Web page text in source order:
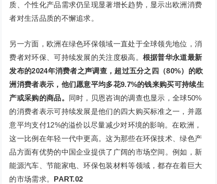
质、个性化产品需求仍呈现显著增长趋势，显示出欧洲消费
者对生活品质的不懈追求。
另一方面，欧洲在绿色环保领域一直处于全球领先地位，消
费者对环保、可持续发展的关注度极高。 根据普华永道最新
发布的2024年消费者之声调查，超过五分之四（80%）的欧
洲消费者表示，他们愿意平均多花9.7%的钱来购买可持续生
产或采购的商品。 同时，贝恩咨询的调查也显示，全球50%
的消费者表示可持续发展是他们的四大购买标准之一，并愿
意平均支付12%的溢价以尽量减少对环境的影响。在欧洲，
这一比例在年轻一代中更高。这为那些在环保技术、绿色产
品方面有优势的中国企业提供了广阔的市场空间。例如，新
能源汽车、节能家电、环保包装材料等领域，都存在着巨大
的市场需求。 PART.02